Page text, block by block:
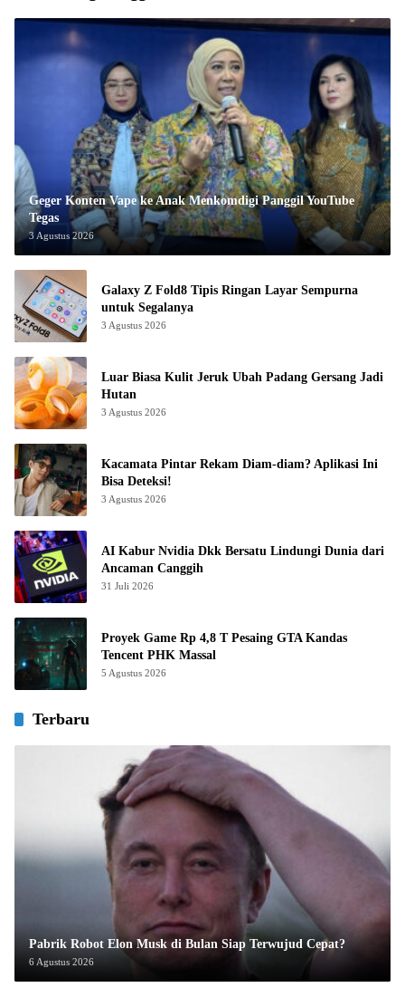
Geger Konten Vape ke Anak Menkomdigi Panggil YouTube
Tegas
3 Agustus 2026
Galaxy Z Fold8 Tipis Ringan Layar Sempurna
untuk Segalanya
3 Agustus 2026
Luar Biasa Kulit Jeruk Ubah Padang Gersang Jadi
Hutan
3 Agustus 2026
Kacamata Pintar Rekam Diam-diam? Aplikasi Ini
Bisa Deteksi!
3 Agustus 2026
AI Kabur Nvidia Dkk Bersatu Lindungi Dunia dari
Ancaman Canggih
31 Juli 2026
Proyek Game Rp 4,8 T Pesaing GTA Kandas
Tencent PHK Massal
5 Agustus 2026
Terbaru
Pabrik Robot Elon Musk di Bulan Siap Terwujud Cepat?
6 Agustus 2026